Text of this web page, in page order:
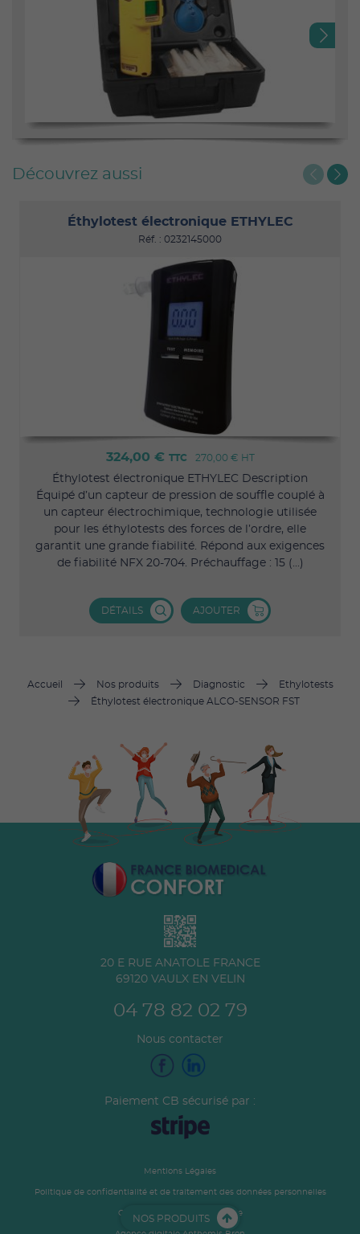
Découvrez aussi
Éthylotest électronique ETHYLEC
Réf. : 0232145000
324,00 € TTC 270,00 € HT
Éthylotest électronique ETHYLEC Description
Équipé d’un capteur de pression de souffle couplé à
un capteur électrochimique, technologie utilisée
pour les éthylotests des forces de l’ordre, elle
garantit une grande fiabilité. Répond aux exigences
de fiabilité NFX 20-704. Préchauffage : 15 (...)
DÉTAILS AJOUTER
NOS PRODUITS
Accueil Nos produits Diagnostic
Ethylotests
Éthylotest électronique ALCO-SENSOR FST
20 E RUE ANATOLE FRANCE
69120 VAULX EN VELIN
04 78 82 02 79
Nous contacter
Paiement CB sécurisé par :
Mentions Légales
Politique de confidentialité et de traitement des données personnelles
Conditions générales de vente